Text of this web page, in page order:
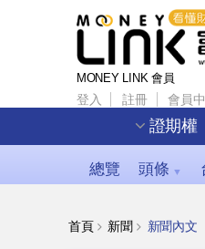
MONEY LINK 會員
登入 註冊 會員
證期權
總覽 頭條 ▼
首頁 新聞 新聞內文